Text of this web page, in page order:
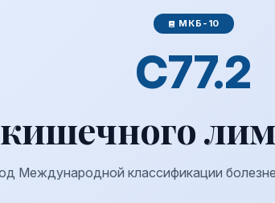
МКБ-10
C77.2
Международной классификации